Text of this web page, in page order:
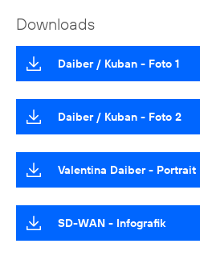
Downloads
Daiber / Kuban - Foto 1
Daiber / Kuban - Foto 2
Valentina Daiber - Portrait
SD-WAN - Infografik